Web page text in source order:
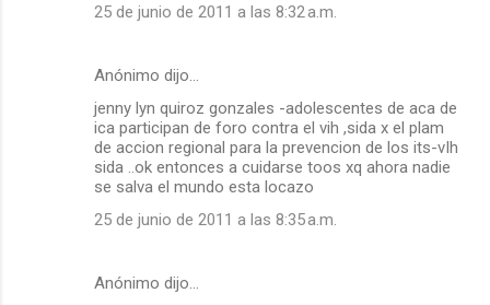
25 de junio de 2011 a las 8:32 a.m.
Anónimo dijo…
jenny lyn quiroz gonzales -adolescentes de aca de
ica participan de foro contra el vih ,sida x el plam
de accion regional para la prevencion de los its-vIh
sida ..ok entonces a cuidarse toos xq ahora nadie
se salva el mundo esta locazo
25 de junio de 2011 a las 8:35 a.m.
Anónimo dijo…